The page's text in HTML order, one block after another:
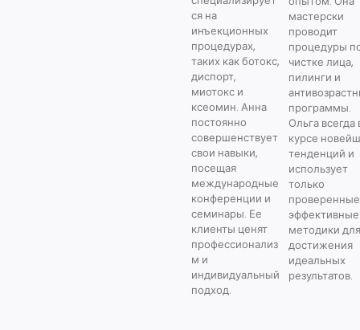
ся на
инъекционных
процедурах,
таких как ботокс,
диспорт,
миотокс и
ксеомин. Анна
постоянно
совершенствует
свои навыки,
посещая
международные
конференции и
семинары. Ее
клиенты ценят
профессионализ
м и
индивидуальный
подход.
мастерски
проводит
процедуры
чистке лица,
пилинги и
программы.
Ольга всегда
курсе
тенденций и
использует
только
эффективные
методики для
достижения
идеальных
результатов.